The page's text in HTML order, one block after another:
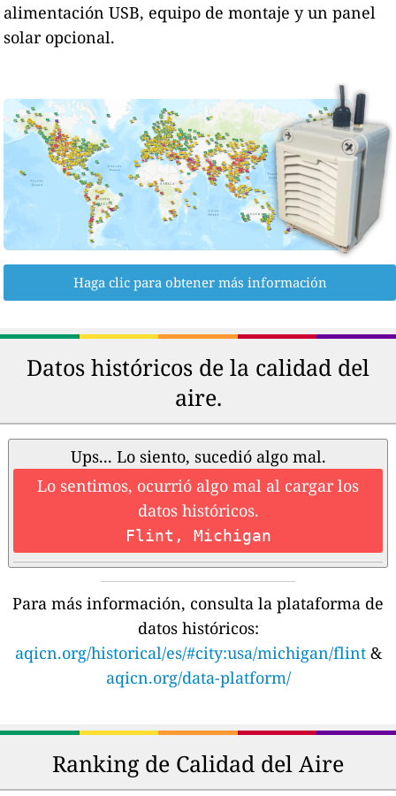
alimentación USB, equipo de montaje y un panel
solar opcional.
Haga clic para obtener más información
Datos históricos de la calidad del
aire.
Ups... Lo siento, sucedió algo mal.
Lo sentimos, ocurrió algo mal al cargar los
datos históricos.
Flint, Michigan
Para más información, consulta la plataforma de
datos históricos:
aqicn.org/historical/es/#city:usa/michigan/flint&
aqicn.org/data-platform/
Ranking de Calidad del Aire